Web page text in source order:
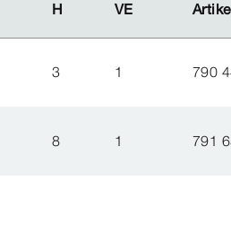
H VE
H VE
3 1 790
8 1 791